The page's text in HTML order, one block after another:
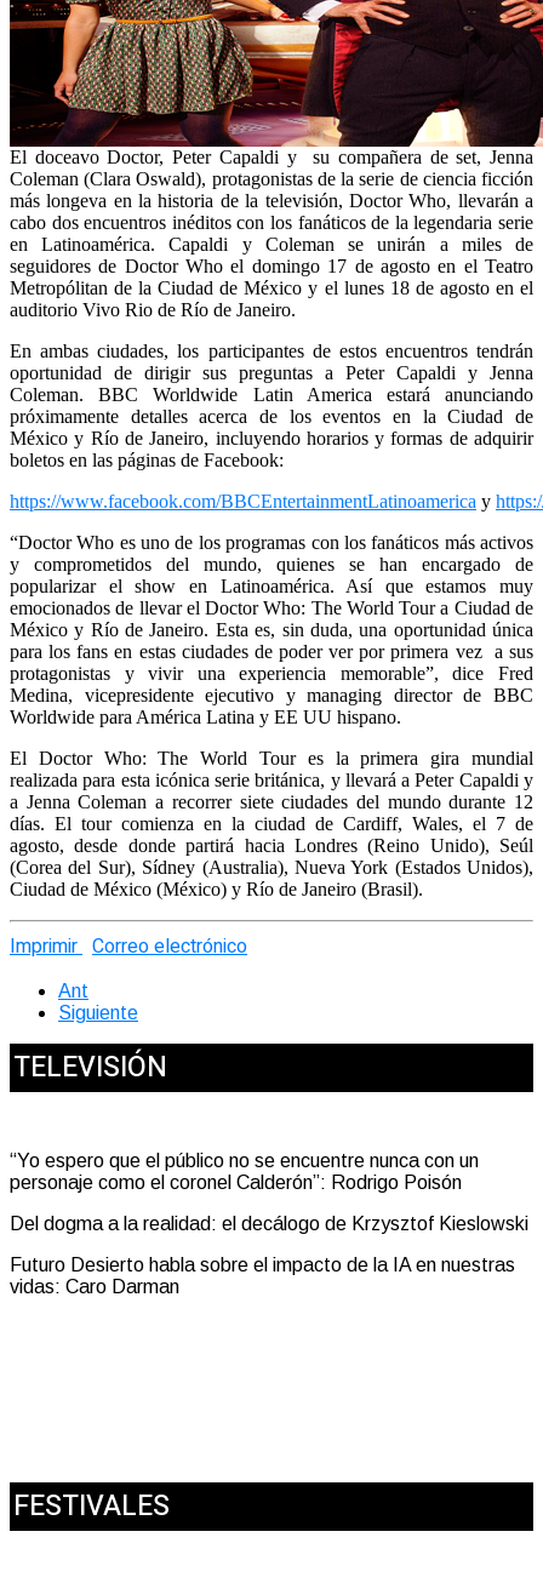
El doceavo Doctor, Peter Capaldi y su compañera de set, Jenna
Coleman (Clara Oswald), protagonistas de la serie de ciencia ficción
más longeva en la historia de la televisión, Doctor Who, llevarán a
cabo dos encuentros inéditos con los fanáticos de la legendaria serie
en Latinoamérica. Capaldi y Coleman se unirán a miles de
seguidores de Doctor Who el domingo 17 de agosto en el Teatro
Metropólitan de la Ciudad de México y el lunes 18 de agosto en el
auditorio Vivo Rio de Río de Janeiro.
En ambas ciudades, los participantes de estos encuentros tendrán
oportunidad de dirigir sus preguntas a Peter Capaldi y Jenna
Coleman. BBC Worldwide Latin America estará anunciando
próximamente detalles acerca de los eventos en la Ciudad de
México y Río de Janeiro, incluyendo horarios y formas de adquirir
boletos en las páginas de Facebook:
https://www.facebook.com/BBCEntertainmentLatinoamerica y
“Doctor Who es uno de los programas con los fanáticos más activos
y comprometidos del mundo, quienes se han encargado de
popularizar el show en Latinoamérica. Así que estamos muy
emocionados de llevar el Doctor Who: The World Tour a Ciudad de
México y Río de Janeiro. Esta es, sin duda, una oportunidad única
para los fans en estas ciudades de poder ver por primera vez a sus
protagonistas y vivir una experiencia memorable”, dice Fred
Medina, vicepresidente ejecutivo y managing director de BBC
Worldwide para América Latina y EE UU hispano.
El Doctor Who: The World Tour es la primera gira mundial
realizada para esta icónica serie británica, y llevará a Peter Capaldi y
a Jenna Coleman a recorrer siete ciudades del mundo durante 12
días. El tour comienza en la ciudad de Cardiff, Wales, el 7 de
agosto, desde donde partirá hacia Londres (Reino Unido), Seúl
(Corea del Sur), Sídney (Australia), Nueva York (Estados Unidos),
Ciudad de México (México) y Río de Janeiro (Brasil).
Imprimir Correo electrónico
Ant
Siguiente
TELEVISIÓN
“Yo espero que el público no se encuentre nunca con un
personaje como el coronel Calderón”: Rodrigo Poisón
Del dogma a la realidad: el decálogo de Krzysztof Kieslowski
Futuro Desierto habla sobre el impacto de la IA en nuestras
vidas: Caro Darman
FESTIVALES